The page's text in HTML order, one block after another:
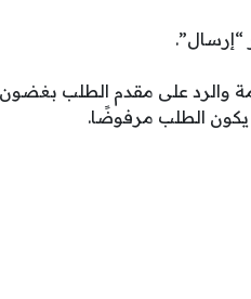
“إرسال”.
يكون الطلب مرفوضًا.